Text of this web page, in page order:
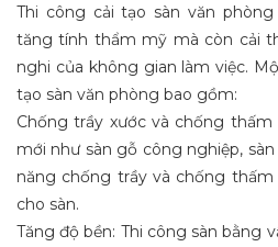
Thi công cải tạo sàn văn
tăng tính thẩm mỹ mà còn cải
nghi của không gian làm việc.
tạo sàn văn phòng bao gồm:
Chống trầy xước và chống thấm
mới như sàn gỗ công nghiệp,
năng chống trầy và chống
cho sàn.
Tăng độ bền: Thi công sàn bằng